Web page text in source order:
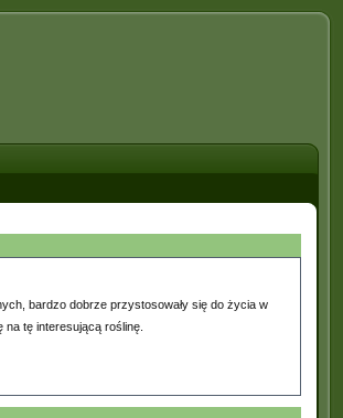
bardzo dobrze przystosowały się do życia w
tę interesującą roślinę.